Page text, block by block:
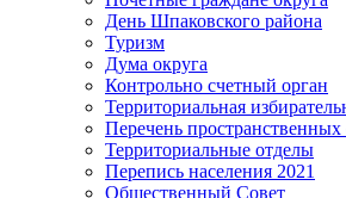
День Шпаковского района
Туризм
Дума округа
Контрольно счетный орган
Территориальная
Перечень пространственных
Территориальные отделы
Перепись населения 2021
Общественный Совет